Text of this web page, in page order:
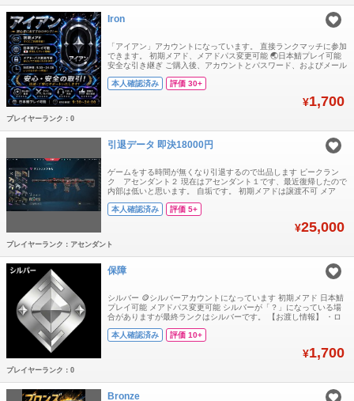
Iron
「アイアン」アカウントになっています。 直接ランクマッチに参加
できます。 初期メアド、メアドパス変更可能 🌏日本鯖プレイ可能
安全な引き継ぎ ご購入後、アカウントとパスワード、およびメール
には安価なアカウントがいくつかあることは知っていますが、それ
本人確認済み 評価 30+
¥1,700
プレイヤーランク：0
引退データ 即決18000円
ゲームをする時間が無くなり引退するので出品します ピークラン
ク アセンダント２ 現在はアセンダント１です、最近復帰したので
内部は低いと思います。 自垢です。 初期メアドは譲渡不可 メア
メントください
本人確認済み 評価 5+
¥25,000
プレイヤーランク：アセンダント
保障
シルバー 🪙シルバーアカウントになっています 初期メアド 日本鯖
プレイ可能 メアドパス変更可能 シルバーが「？」になっている場
合がありますが最終ランクはシルバーです。 【お渡し情報】 ・ロ
払い確認後、アカウント情報を送信します GTプラットフォームに
本人確認済み 評価 10+
¥1,700
プレイヤーランク：0
Bronze